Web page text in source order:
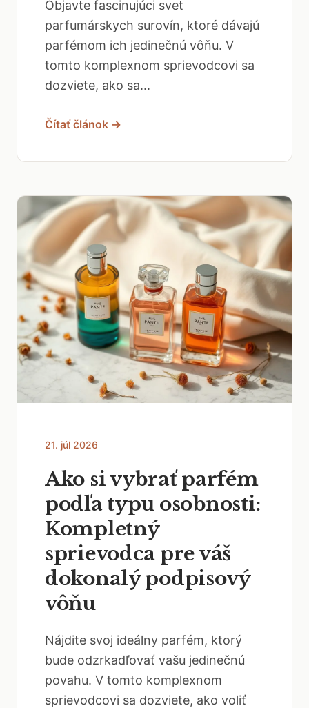
Objavte fascinujúci svet
parfumárskych surovín, ktoré dávajú
parfémom ich jedinečnú vôňu. V
tomto komplexnom sprievodcovi sa
dozviete, ako sa...
Čítať článok →
21. júl 2026
Ako si vybrať parfém
podľa typu osobnosti:
Kompletný
sprievodca pre váš
dokonalý podpisový
vôňu
Nájdite svoj ideálny parfém, ktorý
bude odzrkadľovať vašu jedinečnú
povahu. V tomto komplexnom
sprievodcovi sa dozviete, ako voliť